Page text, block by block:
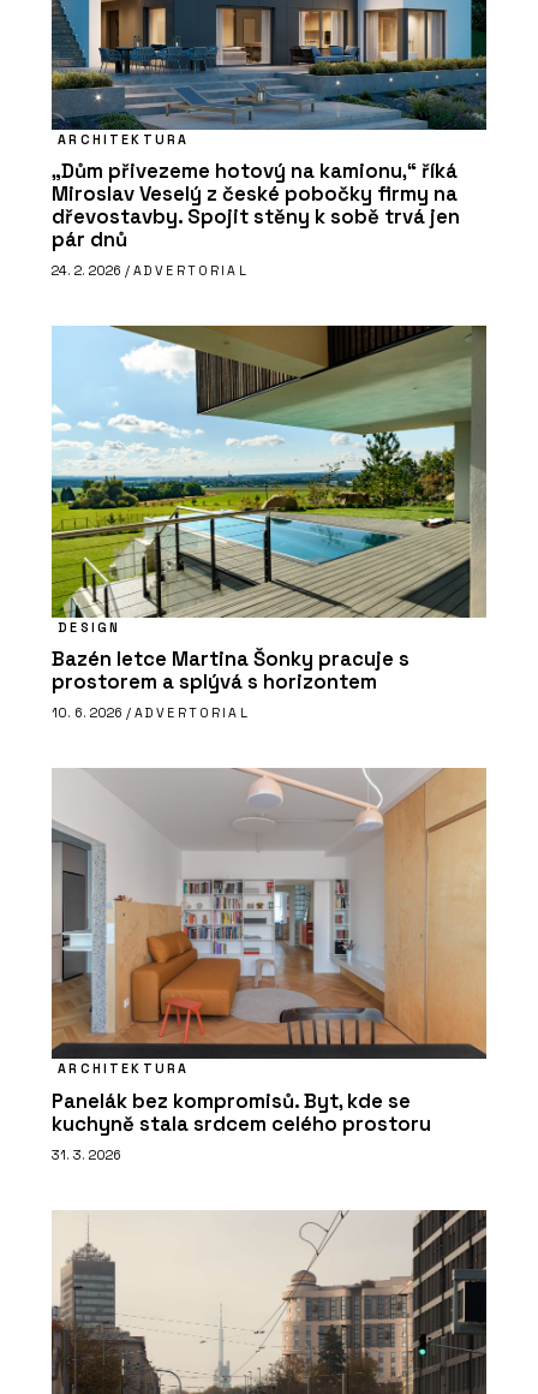
ARCHITEKTURA
„Dům přivezeme hotový na kamionu,“ říká
Miroslav Veselý z české pobočky firmy na
dřevostavby. Spojit stěny k sobě trvá jen
pár dnů
24. 2. 2026 / ADVERTORIAL
DESIGN
Bazén letce Martina Šonky pracuje s
prostorem a splývá s horizontem
10. 6. 2026 / ADVERTORIAL
ARCHITEKTURA
Panelák bez kompromisů. Byt, kde se
kuchyně stala srdcem celého prostoru
31. 3. 2026